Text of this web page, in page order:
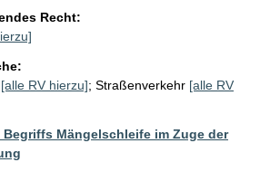
Recht:
[alle RV hierzu]; Straßenverkehr [alle RV
Mängelschleife im Zuge der